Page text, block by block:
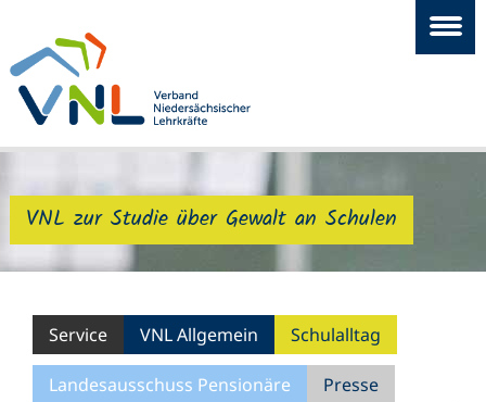
VNL zur Studie über Gewalt an Schulen
Service VNL Allgemein Schulalltag
Landesausschuss Pensionäre Presse